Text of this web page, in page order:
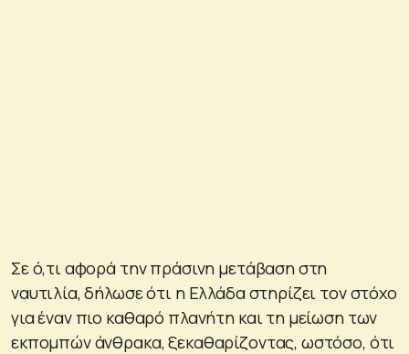
Σε ό,τι αφορά την πράσινη μετάβαση στη
ναυτιλία, δήλωσε ότι η Ελλάδα στηρίζει τον στόχο
για έναν πιο καθαρό πλανήτη και τη μείωση των
εκπομπών άνθρακα, ξεκαθαρίζοντας, ωστόσο, ότι